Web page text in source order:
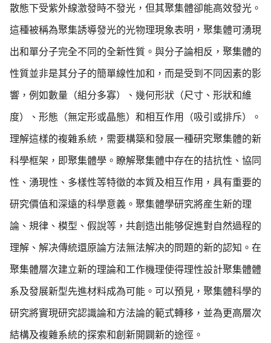
散態下受紫外線激發時不發光，但其聚集體卻能高效發光。
這種被稱為聚集誘導發光的光物理現象表明，聚集體可湧現
出和單分子完全不同的全新性質。與分子論相反，聚集體的
性質並非是其分子的簡單線性加和，而是受到不同因素的影
響，例如數量（組分多寡）、幾何形狀（尺寸、形狀和維
度）、形態（無定形或晶態）和相互作用（吸引或排斥）。
理解這樣的複雜系統，需要構築和發展一種研究聚集體的新
科學框架，即聚集體學。瞭解聚集體中存在的拮抗性、協同
性、湧現性、多樣性等特徵的本質及相互作用，具有重要的
研究價值和深遠的科學意義。聚集體學研究將産生新的理
論、規律、模型、假說等，共創造出能够促進對自然過程的
理解、解决傳統還原論方法無法解决的問題的新的認知。在
聚集體層次建立新的理論和工作機理使得理性設計聚集體體
系及發展新型先進材料成為可能。可以預見，聚集體科學的
研究將實現研究認識論和方法論的範式轉移，並為更高層次
結構及複雜系統的探索和創新開闢新的途徑。